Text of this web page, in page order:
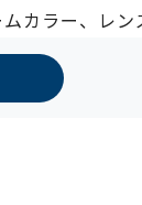
カラー、レン